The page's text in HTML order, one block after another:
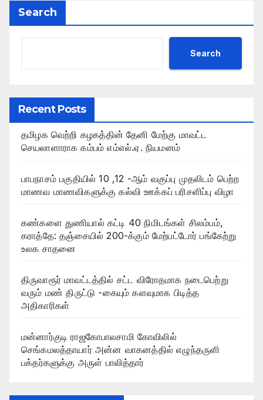
Search
Search
Recent Posts
தமிழக வெற்றி கழகத்தின் தேனி மேற்கு மாவட்ட
செயலாளாராக கம்பம் எம்எல்.ஏ. நியமனம்
பாபநாசம் பகுதியில் 10 ,12 -ஆம் வகுப்பு முதலிடம் பெற்ற
மாணவ மாணவிகளுக்கு கல்வி ஊக்கப் பரிசளிப்பு விழா
கண்களை துணியால் கட்டி 40 நிமிடங்கள் சிலம்பம்,
கராத்தே: தஞ்சையில் 200-க்கும் மேற்பட்டோர் பங்கேற்று
உலக சாதனை
திருவாரூர் மாவட்டத்தில் சட்ட விரோதமாக நடைபெற்று
வரும் மண் திருட்டு -கையும் களவுமாக பிடித்த
அதிகாரிகள்
மன்னார்குடி ராஜகோபாலசாமி கோவிலில்
செங்கமலத்தாயார் அன்ன வாகனத்தில் எழுந்தருளி
பக்தர்களுக்கு அருள் பாலித்தார்